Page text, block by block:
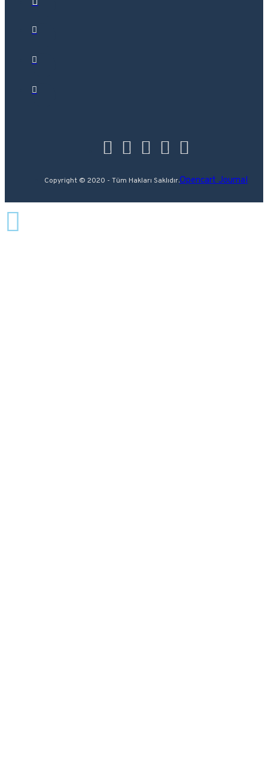
Copyright © 2020 - Tüm Hakları Saklıdır.Opencart Journal